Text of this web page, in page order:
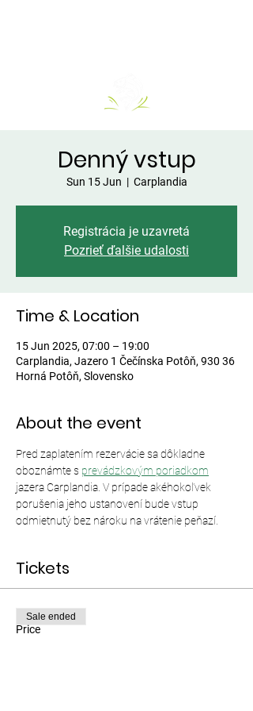
Denný vstup
Sun 15 Jun
  |
Carplandia
Registrácia je uzavretá
Pozrieť ďalšie udalosti
Time & Location
15 Jun 2025, 07:00 – 19:00
Carplandia, Jazero 1 Čečínska Potôň, 930 36
Horná Potôň, Slovensko
About the event
Pred zaplatením rezervácie sa dôkladne
oboznámte s prevádzkovým poriadkom
jazera Carplandia. V prípade akéhokoľvek
porušenia jeho ustanovení bude vstup
odmietnutý bez nároku na vrátenie peňazí.
Tickets
Price
Sale ended